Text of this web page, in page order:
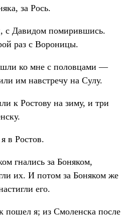
за Рось.
с Давидом помирившись.
раз с Вороницы.
ко мне с половцами —
им навстречу на Сулу.
к Ростову на зиму, и три
в Ростов.
гнались за Боняком,
их. И потом за Боняком же
его.
пошел я; из Смоленска после